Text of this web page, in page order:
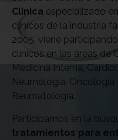
Clínica especializado
clínicos de la industria
2005, viene
clínicos en las áreas de
Medicina Interna,
Neumología,
Reumatología.
Participamos en la
tratamientos para